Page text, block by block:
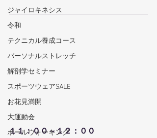
ジャイロキネシス
令和
テクニカル養成コース
パーソナルストレッチ
解剖学セミナー
スポーツウェアSALE
お花見満開
大運動会
ポールウォーキング
１１：００～１２：００